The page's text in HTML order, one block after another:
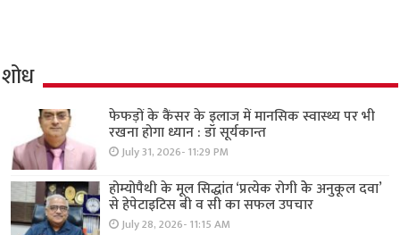
शोध
फेफड़ों के कैंसर के इलाज में मानसिक स्वास्थ्य पर भी
रखना होगा ध्यान : डॉ सूर्यकान्त
July 31, 2026- 11:29 PM
होम्योपैथी के मूल सिद्धांत ‘प्रत्येक रोगी केे अनुकूल दवा’
से हेपेटाइटिस बी व सी का सफल उपचार
July 28, 2026- 11:15 AM